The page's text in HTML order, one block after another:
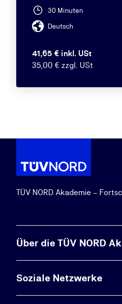
30 Minuten
Deutsch
41,65 € inkl. USt
35,00 € zzgl. USt
TÜV NORD Akademie –
Über die TÜV NORD
Soziale Netzwerke